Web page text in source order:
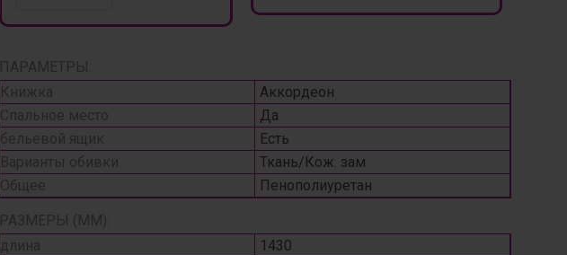
ПАРАМЕТРЫ:
Книжка
Аккордеон
Спальное место
Да
бельевой ящик
Есть
Варианты обивки
Ткань/Кож. зам
Общее
Пенополиуретан
РАЗМЕРЫ (ММ):
длина
1430